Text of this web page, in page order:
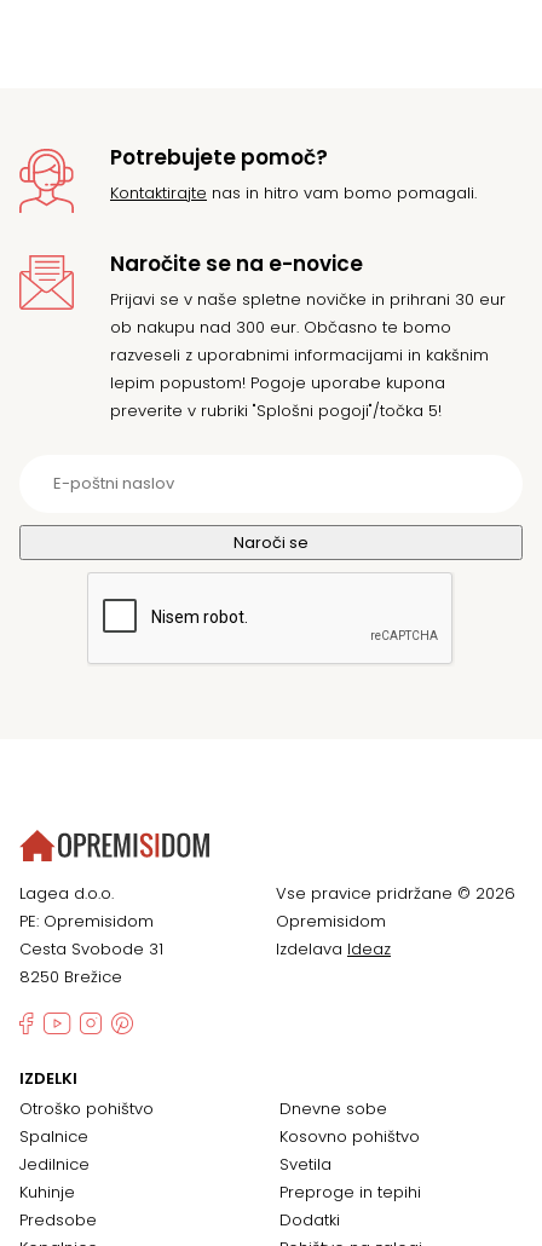
Potrebujete pomoč?
Kontaktirajte nas in hitro vam bomo pomagali.
Naročite se na e-novice
Prijavi se v naše spletne novičke in prihrani 30 eur
ob nakupu nad 300 eur. Občasno te bomo
razveseli z uporabnimi informacijami in kakšnim
lepim popustom! Pogoje uporabe kupona
preverite v rubriki "Splošni pogoji"/točka 5!
Lagea d.o.o.
PE: Opremisidom
Cesta Svobode 31
8250 Brežice
Vse pravice pridržane © 2026
Opremisidom
Izdelava Ideaz
IZDELKI
Otroško pohištvo
Spalnice
Jedilnice
Kuhinje
Predsobe
Dnevne sobe
Kosovno pohištvo
Svetila
Preproge in tepihi
Dodatki